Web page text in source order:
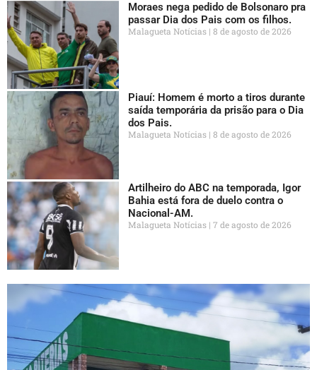
Moraes nega pedido de Bolsonaro pra
passar Dia dos Pais com os filhos.
Malagueta Notícias 8 de agosto de 2026
Piauí: Homem é morto a tiros durante
saída temporária da prisão para o Dia
dos Pais.
Malagueta Notícias 8 de agosto de 2026
Artilheiro do ABC na temporada, Igor
Bahia está fora de duelo contra o
Nacional-AM.
Malagueta Notícias 7 de agosto de 2026